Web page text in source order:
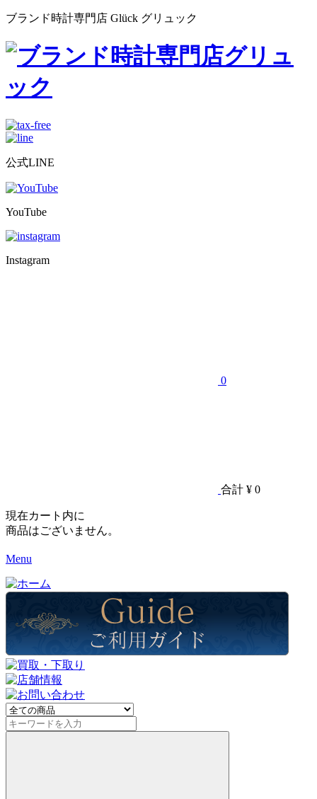
ブランド時計専門店 Glück グリュック
公式LINE
YouTube
Instagram
0
合計 ¥ 0
現在カート内に
商品はございません。
Menu